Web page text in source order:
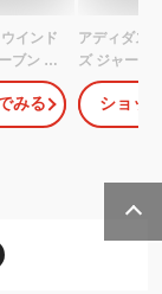
インド
ブン カ
ラック
スポーツ
みる
アディダス
ズ ジャージ
ベーシック
ライプス フ
ー トラック
ショッ